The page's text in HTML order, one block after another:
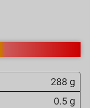
288 g
0.5 g